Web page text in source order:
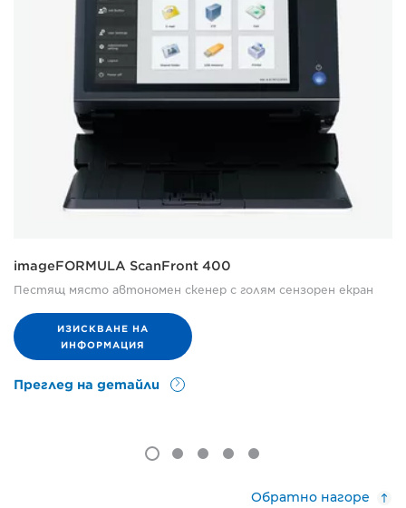
imageFORMULA ScanFront 400
Пестящ място автономен скенер с голям сензорен екран
ИЗИСКВАНЕ НА
ИНФОРМАЦИЯ
Преглед на детайли
Обратно нагоре